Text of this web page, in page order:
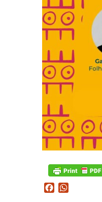
Facebook